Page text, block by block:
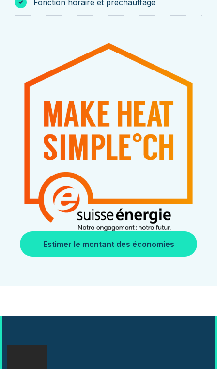
Fonction horaire et préchauffage
Estimer le montant des économies